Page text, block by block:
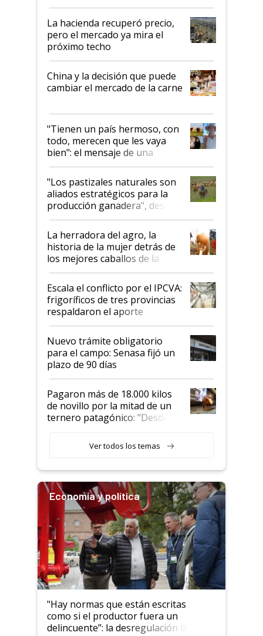
histórico para la actividad
La hacienda recuperó precio,
pero el mercado ya mira el
próximo techo
China y la decisión que puede
cambiar el mercado de la carne
"Tienen un país hermoso, con
todo, merecen que les vaya
bien": el mensaje de una
ganadera uruguaya sobre las
oportunidades que se abren
para el agro en Argentina, con
foco en la carne
"Los pastizales naturales son
aliados estratégicos para la
producción ganadera", destaca
la iniciativa que ya reúne a 46
establecimientos en Argentina
La herradora del agro, la
historia de la mujer detrás de
los mejores caballos de la
Argentina y los mitos que
todavía hacen sufrir a estos
animales: "Mientras me
descalificaban, yo seguí
haciendo currículum"
Escala el conflicto por el IPCVA:
frigoríficos de tres provincias
respaldaron el aporte
obligatorio
Nuevo trámite obligatorio
para el campo: Senasa fijó un
plazo de 90 días
Pagaron más de 18.000 kilos
de novillo por la mitad de un
ternero patagónico: "Desde
llamar la atención"
Ver todos los temas
Economía y política
"Hay normas que están escritas
como si el productor fuera un
delincuente”: la desregulación llegó